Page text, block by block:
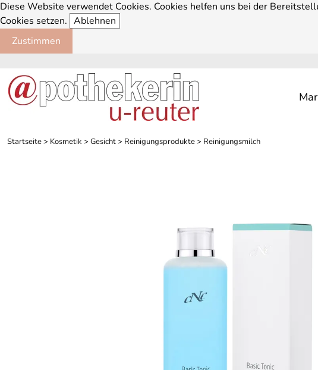
Diese Website verwendet Cookies. Cookies helfen uns bei der
Cookies setzen. Ablehnen
Zustimmen
Startseite> Kosmetik > Gesicht> Reinigungsprodukte> Reinigungsmilch